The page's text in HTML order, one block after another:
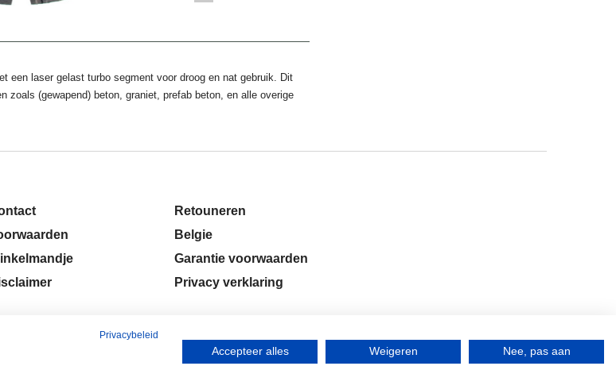
een laser gelast turbo segment voor droog en nat gebruik. Dit
zoals (gewapend) beton, graniet, prefab beton, en alle overige
Retouneren
Belgie
Garantie voorwaarden
Privacy verklaring
Privacybeleid
Accepteer alles Weigeren Nee, pas aan